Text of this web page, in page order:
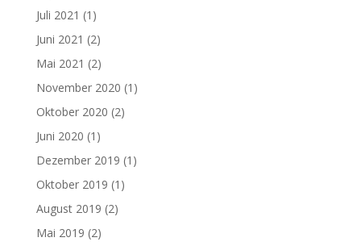
Juli 2021 (1)
Juni 2021 (2)
Mai 2021 (2)
November 2020 (1)
Oktober 2020 (2)
Juni 2020 (1)
Dezember 2019 (1)
Oktober 2019 (1)
August 2019 (2)
Mai 2019 (2)